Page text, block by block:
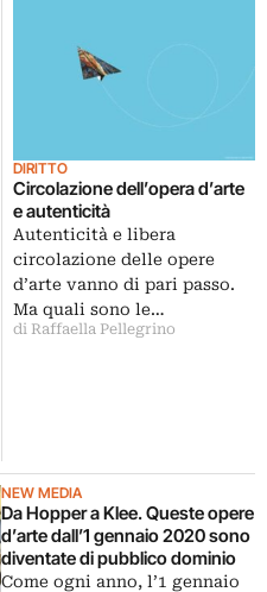
DIRITTO
Circolazione dell’opera d’arte
e autenticità
Autenticità e libera
circolazione delle opere
d’arte vanno di pari passo.
Ma quali sono le…
di Raffaella Pellegrino
NEW MEDIA
Da Hopper a Klee. Queste opere
d’arte dall’1 gennaio 2020 sono
diventate di pubblico dominio
Come ogni anno, l’1 gennaio